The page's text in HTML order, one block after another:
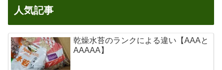
人気記事
乾燥水苔のランクによる違い【AAAと
AAAAA】